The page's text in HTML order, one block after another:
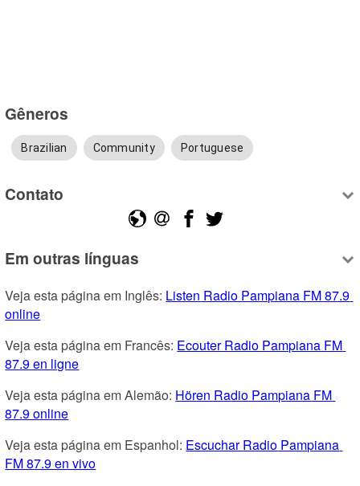
Gêneros
Brazilian Community Portuguese
Contato
Em outras línguas
Veja esta página em Inglês: Listen Radio Pampiana FM 87.9
online
Veja esta página em Francês: Ecouter Radio Pampiana FM
87.9 en ligne
Veja esta página em Alemão: Hören Radio Pampiana FM
87.9 online
Veja esta página em Espanhol: Escuchar Radio Pampiana
FM 87.9 en vivo